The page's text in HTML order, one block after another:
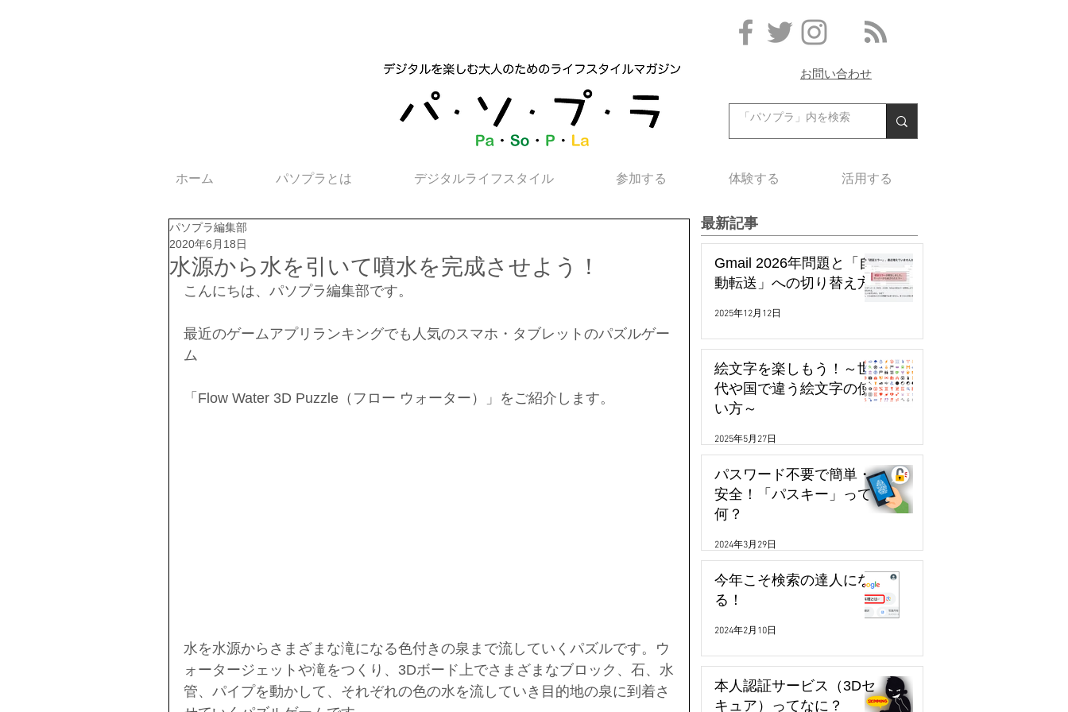
お問い合わせ
ホーム パソプラとは デジタルライフスタイル 参加する 体験する 活用する
水源から水を引いて噴水を完成させよう！
パソプラ編集部
2020年6月18日
こんにちは、パソプラ編集部です。
最近のゲームアプリランキングでも人気のスマホ・タブレットのパズルゲー
ム
「Flow Water 3D Puzzle（フロー ウォーター）」をご紹介します。
水を水源からさまざまな滝になる色付きの泉まで流していくパズルです。ウ
ォータージェットや滝をつくり、3Dボード上でさまざまなブロック、石、水
管、パイプを動かして、それぞれの色の水を流していき目的地の泉に到着さ
最新記事
Gmail 2026年問題と「自
動転送」への切り替え方
2025年12月12日
絵文字を楽しもう！～世
代や国で違う絵文字の使
い方～
2025年5月27日
パスワード不要で簡単・
安全！「パスキー」って
何？
2024年3月29日
今年こそ検索の達人にな
る！
2024年2月10日
本人認証サービス（3Dセ
キュア）ってなに？